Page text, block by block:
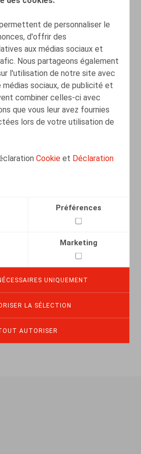
de personnaliser le
d'offrir des
aux médias sociaux et
Nous partageons également
l'utilisation de notre site avec
médias sociaux, de publicité et
combiner celles-ci avec
que vous leur avez fournies
lors de votre utilisation de
Cookie et Déclaration
Préférences
Marketing
UNIQUEMENT
LA SÉLECTION
AUTORISER
W., De Juristenkrant nr. 432,
Wouters
Bouciqué